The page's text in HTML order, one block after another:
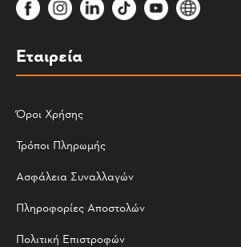
Εταιρεία
Όροι Χρήσης
Τρόποι Πληρωμής
Ασφάλεια Συναλλαγών
Πληροφορίες Αποστολών
Πολιτική Επιστροφών